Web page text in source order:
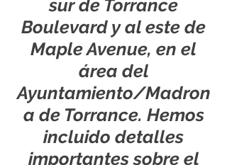
sur de Torrance
Boulevard y al este de
Maple Avenue, en el
área del
Ayuntamiento/Madron
a de Torrance. Hemos
incluido detalles
importantes sobre el